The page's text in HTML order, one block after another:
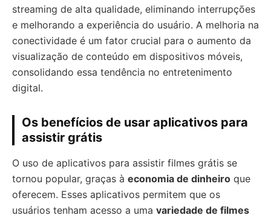
streaming de alta qualidade, eliminando interrupções
e melhorando a experiência do usuário. A melhoria na
conectividade é um fator crucial para o aumento da
visualização de conteúdo em dispositivos móveis,
consolidando essa tendência no entretenimento
digital.
Os benefícios de usar aplicativos para
assistir grátis
O uso de aplicativos para assistir filmes grátis se
tornou popular, graças à economia de dinheiro que
oferecem. Esses aplicativos permitem que os
usuários tenham acesso a uma variedade de filmes